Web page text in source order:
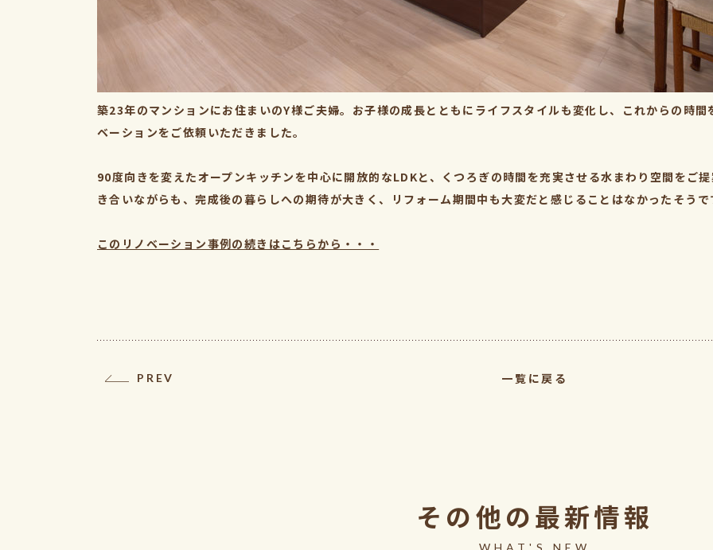
築23年のマンションにお住まいのY様ご夫婦。お子様の成長とともにライフスタイルも変化し、これからの時
ベーションをご依頼いただきました。
90度向きを変えたオープンキッチンを中心に開放的なLDKと、くつろぎの時間を充実させる水まわり空間をご
き合いながらも、完成後の暮らしへの期待が大きく、リフォーム期間中も大変だと感じることはなかったそう
このリノベーション事例の続きはこちらから・・・
PREV 一覧に戻る
その他の最新情報
WHAT'S NEW